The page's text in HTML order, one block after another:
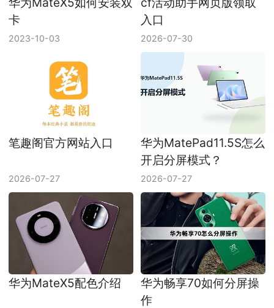
卡
2023-10-03
入口
2026-07-30
笔趣阁官方网站入口
2026-07-27
华为MatePad11.5S怎么
开启分屏模式？
2026-07-27
华为MateX5配色介绍
华为畅享70如何分屏操
作